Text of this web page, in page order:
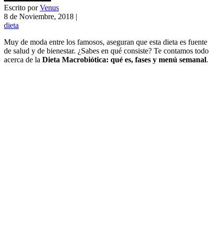
Escrito porVenus
8 de Noviembre, 2018 |
dieta
Muy de moda entre los famosos, aseguran que esta dieta es fuente
de salud y de bienestar. ¿Sabes en qué consiste? Te contamos todo
acerca de la Dieta Macrobiótica: qué es, fases y menú semanal.